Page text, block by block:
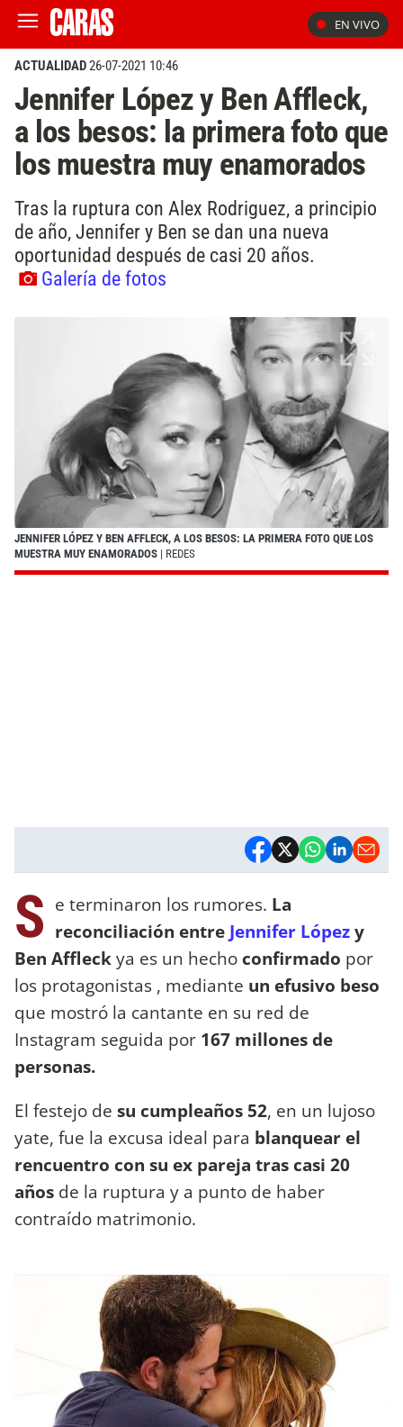
EN VIVO
ACTUALIDAD26-07-2021 10:46
Jennifer López y Ben Affleck,
a los besos: la primera foto que
los muestra muy enamorados
Tras la ruptura con Alex Rodriguez, a principio
de año, Jennifer y Ben se dan una nueva
oportunidad después de casi 20 años.
Galería de fotos
JENNIFER LÓPEZ Y BEN AFFLECK, A LOS BESOS: LA PRIMERA FOTO QUE LOS
MUESTRA MUY ENAMORADOS | REDES
S e terminaron los rumores. La
reconciliación entre Jennifer Lópezy
Ben Affleckya es un hecho confirmado por
los protagonistas , mediante un efusivo beso
que mostró la cantante en su red de
Instagram seguida por 167 millones de
personas.
El festejo de su cumpleaños 52, en un lujoso
yate, fue la excusa ideal para blanquear el
rencuentro con su ex pareja tras casi 20
años de la ruptura y a punto de haber
contraído matrimonio.